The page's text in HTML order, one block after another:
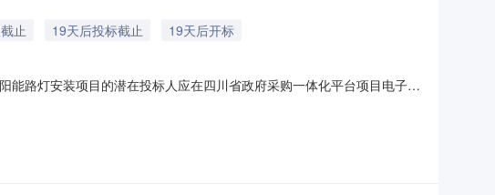
止 19天后投标截止
19天后开标
路灯安装项目的潜在投标人应在四川省政府采购一体化平台项目电子化
式：公开招标预算金额：7,900,000.00元采购需求：详见采购需求附件